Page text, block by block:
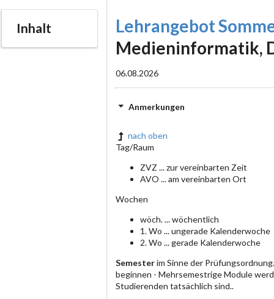
Inhalt
Lehrangebot
Medieninformatik,
06.08.2026
Anmerkungen
nach oben
Tag/Raum
ZVZ ... zur vereinbarten Zeit
AVO ... am vereinbarten Ort
Wochen
wöch. ... wöchentlich
1. Wo ... ungerade Kalenderwoche
2. Wo ... gerade Kalenderwoche
Semesterim Sinne der
beginnen - Mehrsemestrige Module
Studierenden tatsächlich sind..